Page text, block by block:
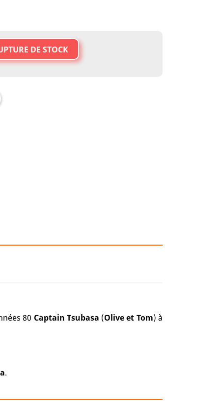
DE STOCK
80 Captain Tsubasa (Olive et Tom) à
.